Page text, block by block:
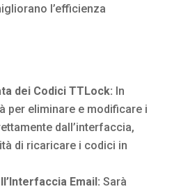
l’efficienza
dei Codici TTLock: In
per eliminare e modificare i
dall’interfaccia,
di ricaricare i codici in
Email: Sarà